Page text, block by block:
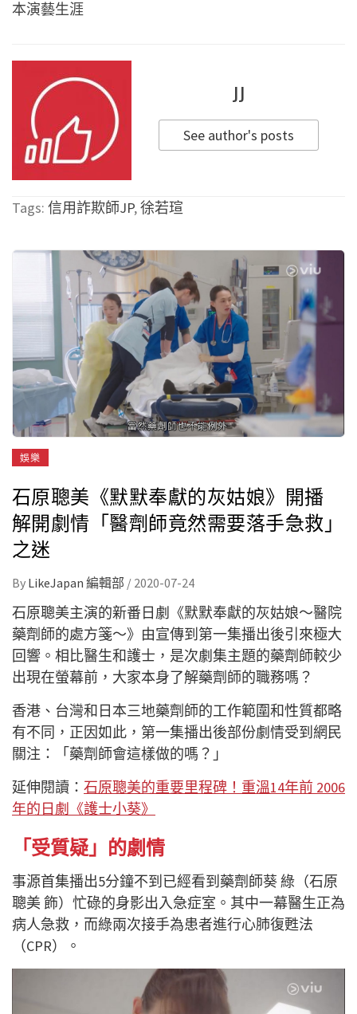
本演藝生涯
JJ
See author's posts
Tags: 信用詐欺師JP,徐若瑄
娛樂
石原聰美《默默奉獻的灰姑娘》開播
解開劇情「醫劑師竟然需要落手急救」
之迷
By LikeJapan 編輯部 / 2020-07-24
石原聰美主演的新番日劇《默默奉獻的灰姑娘～醫院
藥劑師的處方箋～》由宣傳到第一集播出後引來極大
回響。相比醫生和護士，是次劇集主題的藥劑師較少
出現在螢幕前，大家本身了解藥劑師的職務嗎？
香港、台灣和日本三地藥劑師的工作範圍和性質都略
有不同，正因如此，第一集播出後部份劇情受到網民
關注：「藥劑師會這樣做的嗎？」
延伸閱讀： 石原聰美的重要里程碑！重溫14年前 2006
年的日劇《護士小葵》
「受質疑」的劇情
事源首集播出5分鐘不到已經看到藥劑師葵 綠（石原
聰美 飾）忙碌的身影出入急症室。其中一幕醫生正為
病人急救，而綠兩次接手為患者進行心肺復甦法
（CPR）。